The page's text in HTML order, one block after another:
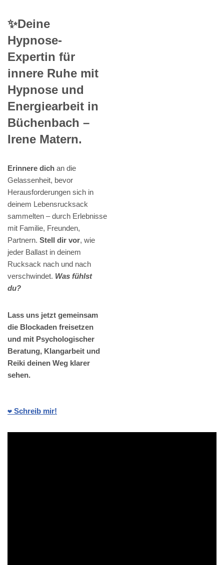
✨Deine
Hypnose-
Expertin für
innere Ruhe mit
Hypnose und
Energiearbeit in
Büchenbach –
Irene Matern.
Erinnere dich an die
Gelassenheit, bevor
Herausforderungen sich in
deinem Lebensrucksack
sammelten – durch Erlebnisse
mit Familie, Freunden,
Partnern. Stell dir vor, wie
jeder Ballast in deinem
Rucksack nach und nach
verschwindet. Was fühlst
du?
Lass uns jetzt gemeinsam
die Blockaden freisetzen
und mit Psychologischer
Beratung, Klangarbeit und
Reiki deinen Weg klarer
sehen.
❤️ Schreib mir!